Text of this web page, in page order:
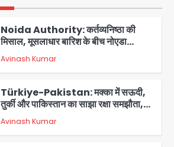
Noida Authority: कर्तव्यनिष्ठा की
मिसाल, मूसलाधार बारिश के बीच नोएडा
प्राधिकरण ने संभाला मोर्चा, सेक्टर 105
आरडब्ल्यूए ने जताया आभार
Avinash Kumar
Türkiye-Pakistan: मक्का में सऊदी,
तुर्की और पाकिस्तान का साझा रक्षा समझौता,
जानें इसके मायने
Avinash Kumar